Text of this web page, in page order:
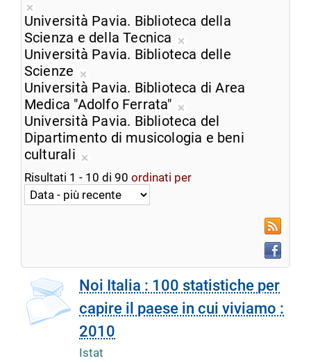
ricerca
corrente
Rimuovi
dalla
ricerca
corrente
Università Pavia. Biblioteca della
Scienza e della Tecnica
Rimuovi
ricerca
corrente
Università Pavia. Biblioteca delle
Scienze
Rimuovi
dalla
ricerca
corrente
Università Pavia. Biblioteca di Area
Medica "Adolfo Ferrata"
Rimuovi
dalla
Università Pavia. Biblioteca del
Dipartimento di musicologia e beni
culturali
Rimuovi
dalla
ricerca
Risultati 1 - 10 di 90 ordinati per
RSS
Noi Italia : 100 statistiche per
capire il paese in cui viviamo :
2010
Istat